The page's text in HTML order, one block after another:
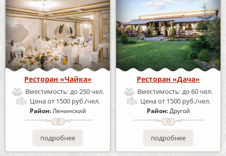
Ресторан «Чайка»
Вместимость:до 250 чел.
Ценаот 1500 руб./чел.
Район:Ленинский
подробнее
Ресторан «Дача»
Вместимость:до 60 чел.
Ценаот 1500 руб./чел.
Район:Другой
подробнее